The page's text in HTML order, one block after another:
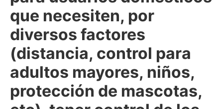
que necesiten, por
diversos factores
(distancia, control para
adultos mayores, niños,
protección de mascotas,